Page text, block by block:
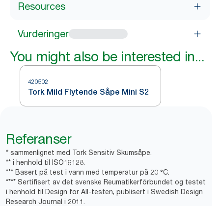
Resources
Vurderinger
You might also be interested in...
420502
Tork Mild Flytende Såpe Mini S2
Referanser
* sammenlignet med Tork Sensitiv Skumsåpe.
** i henhold til ISO16128.
*** Basert på test i vann med temperatur på 20 °C.
**** Sertifisert av det svenske Reumatikerförbundet og testet
i henhold til Design for All-testen, publisert i Swedish Design
Research Journal i 2011.